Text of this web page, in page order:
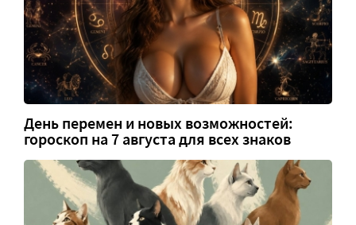
День перемен и новых возможностей:
гороскоп на 7 августа для всех знаков